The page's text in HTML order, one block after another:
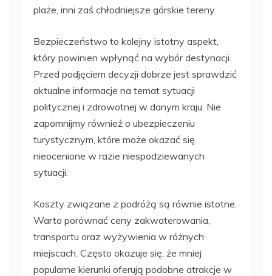
plaże, inni zaś chłodniejsze górskie tereny.
Bezpieczeństwo to kolejny istotny aspekt,
który powinien wpłynąć na wybór destynacji.
Przed podjęciem decyzji dobrze jest sprawdzić
aktualne informacje na temat sytuacji
politycznej i zdrowotnej w danym kraju. Nie
zapomnijmy również o ubezpieczeniu
turystycznym, które może okazać się
nieocenione w razie niespodziewanych
sytuacji.
Koszty związane z podróżą są równie istotne.
Warto porównać ceny zakwaterowania,
transportu oraz wyżywienia w różnych
miejscach. Często okazuje się, że mniej
popularne kierunki oferują podobne atrakcje w